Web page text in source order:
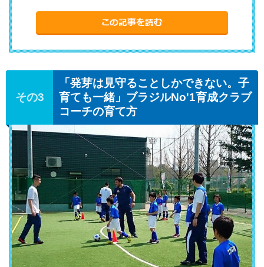
「発芽は見守ることしかできない。子
育ても一緒」ブラジルNo'1育成クラブ
コーチの育て方